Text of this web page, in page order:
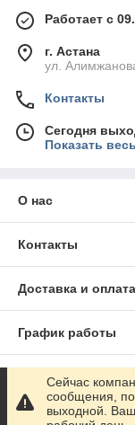
Работает с
г. Астана
ул.
Контакты
Сегодня
Показать
О нас
Контакты
Доставка и оплата
График работы
Полная версия
Сайт создан на
Сейчас
сообщения,
выходной.